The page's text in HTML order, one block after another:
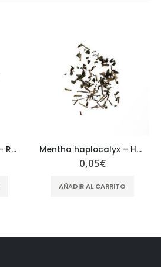
Dioscorea opposita – Radix Dioscoreae Oppositae SHAN YAO Mentha haplocalyx – Herba Menthae – BO HE
0,05€
AÑADIR AL CARRITO